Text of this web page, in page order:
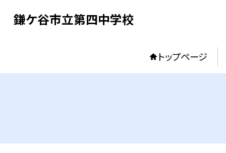
鎌ケ谷市立第四中学校
トップページ